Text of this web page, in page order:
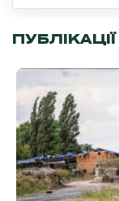
ПУБЛІКАЦІЇ